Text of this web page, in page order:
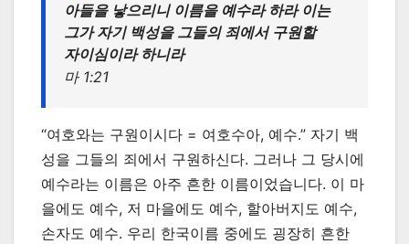
아들을 낳으리니 이름을 예수라 하라 이는
그가 자기 백성을 그들의 죄에서 구원할
자이심이라 하니라
마 1:21
“여호와는 구원이시다 = 여호수아, 예수.” 자기 백
성을 그들의 죄에서 구원하신다. 그러나 그 당시에
예수라는 이름은 아주 흔한 이름이었습니다. 이 마
을에도 예수, 저 마을에도 예수, 할아버지도 예수,
손자도 예수. 우리 한국이름 중에도 굉장히 흔한